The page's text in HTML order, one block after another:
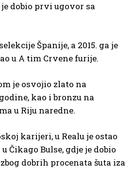
dobio prvi ugovor sa
Španije, a 2015. ga je
u A tim Crvene furije.
je osvojio zlato na
kao i bronzu na
u Riju naredne.
karijeri, u Realu je ostao
Čikago Bulse, gdje je dobio
dobrih procenata šuta iza